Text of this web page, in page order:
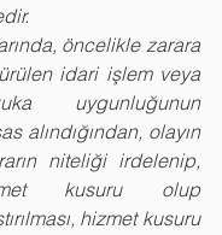
öncelikle zarara
idari işlem veya
uygunluğunun
alındığından, olayın
niteliği irdelenip,
kusuru olup
hizmet kusuru